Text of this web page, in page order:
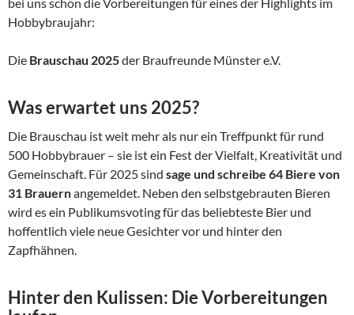
Hobbybraujahr:
Die Brauschau 2025der Braufreunde Münster e.V.
Was erwartet uns 2025?
Die Brauschau ist weit mehr als nur ein Treffpunkt für rund
500 Hobbybrauer – sie ist ein Fest der Vielfalt, Kreativität und
Gemeinschaft. Für 2025 sind sage und schreibe 64 Biere von
31 Brauernangemeldet. Neben den selbstgebrauten Bieren
wird es ein Publikumsvoting für das beliebteste Bier und
hoffentlich viele neue Gesichter vor und hinter den
Zapfhähnen.
Hinter den Kulissen: Die Vorbereitungen